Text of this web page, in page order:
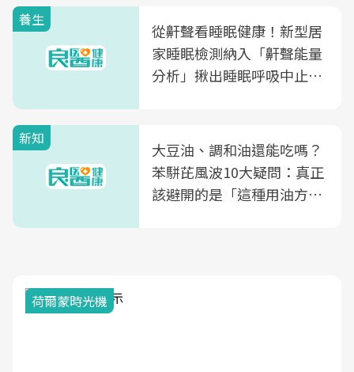
養生
從鼾聲看睡眠健康！新型居
家睡眠檢測納入「鼾聲能量
分析」揪出睡眠呼吸中止症
新知
大豆油、調和油還能吃嗎？
苯駢芘風波10大疑問：真正
該避開的是「這種用油方
荷爾蒙時光機